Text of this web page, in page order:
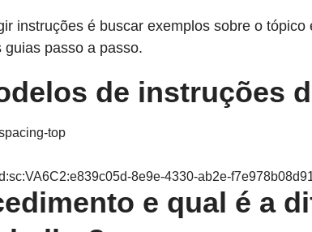
instruções é buscar exemplos sobre o
passo a passo.
de instruções
top
8e9e-4330-ab2e-
e qual é a